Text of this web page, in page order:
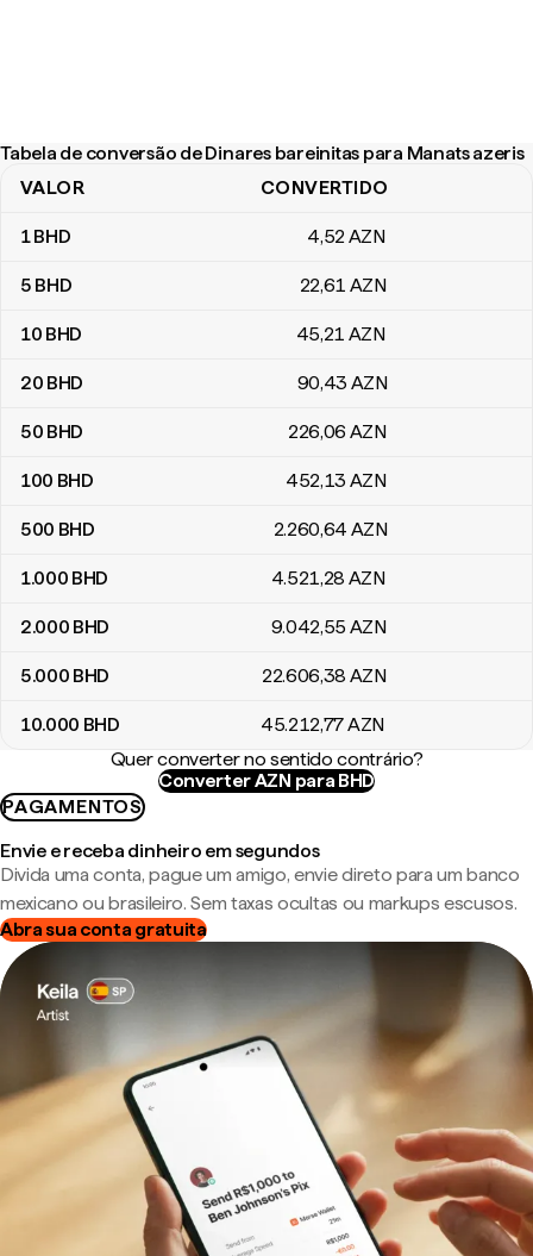
Tabela de conversão de Dinares bareinitas para Manats azeris
Tabela de conversão de Dinares bareinitas para Manats azeris
VALOR CONVERTIDO
1BHD 4,52AZN
5 BHD 22,61 AZN
10 BHD 45,21 AZN
20 BHD 90,43 AZN
50 BHD 226,06 AZN
100 BHD 452,13 AZN
500 BHD 2.260,64 AZN
1.000 BHD 4.521,28 AZN
2.000 BHD 9.042,55 AZN
5.000 BHD 22.606,38 AZN
10.000 BHD 45.212,77AZN
Quer converter no sentido contrário?
Converter AZN para BHD
PAGAMENTOS
Envie e receba dinheiro em segundos
Divida uma conta, pague um amigo, envie direto para um banco
mexicano ou brasileiro. Sem taxas ocultas ou markups escusos.
Abra sua conta gratuita